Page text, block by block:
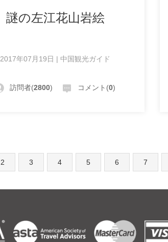
謎の左江花山岩絵
2017年07月19日 | 中国観光ガイド
訪問者(2800) コメント(0)
2 3 4 5 6 7